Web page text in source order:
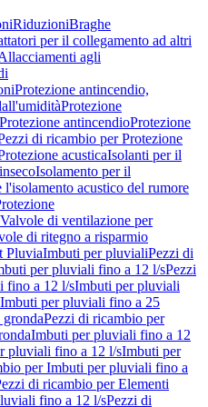
RiduzioniBraghe
per il collegamento ad altri
agli
Protezione antincendio,
Protezione
antincendioProtezione
di ricambio per Protezione
acusticaIsolanti per il
Isolamento per il
acustico del rumore
Valvole di ventilazione per
di ritegno a risparmio
PluviaImbuti per pluvialiPezzi di
per pluviali fino a 12 l/sPezzi
fino a 12 l/sImbuti per pluviali
per pluviali fino a 25
Pezzi di ricambio per
Imbuti per pluviali fino a 12
pluviali fino a 12 l/sImbuti per
per Imbuti per pluviali fino a
di ricambio per Elementi
fino a 12 l/sPezzi di